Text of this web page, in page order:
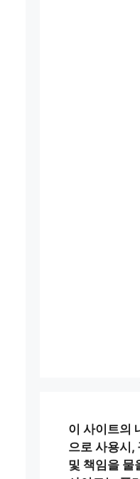
이 사이트의
으로 사용시,
및 책임을 물